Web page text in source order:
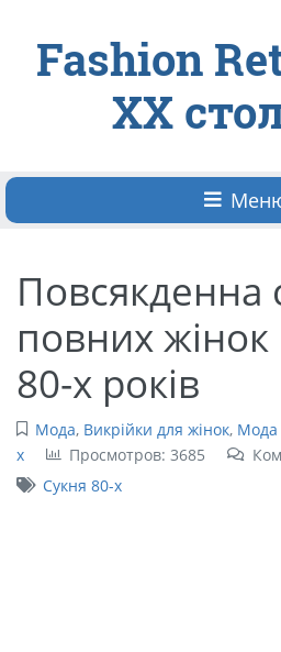
Fashion
ХХ
Повсякденна
повних
80-х років
Мода, Викрійки для жінок, Мода
х
Просмотров: 3685
Сукня 80-x